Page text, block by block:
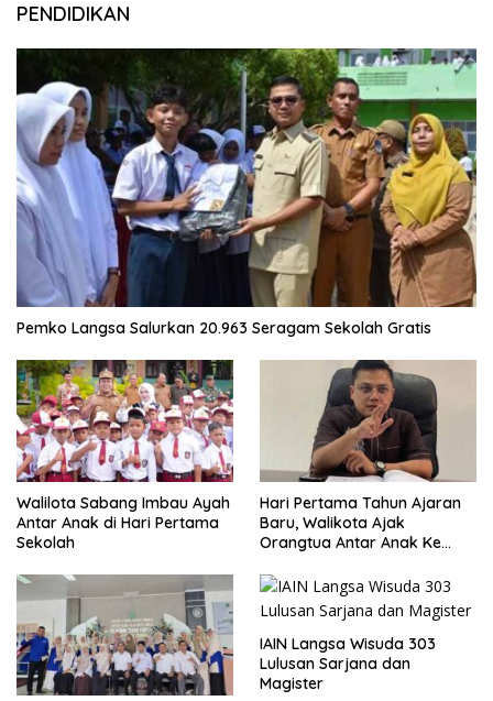
PENDIDIKAN
Pemko Langsa Salurkan 20.963 Seragam Sekolah Gratis
Walilota Sabang Imbau Ayah
Antar Anak di Hari Pertama
Sekolah
Hari Pertama Tahun Ajaran
Baru, Walikota Ajak
Orangtua Antar Anak Ke
IAIN Langsa Wisuda 303
Lulusan Sarjana dan
Magister